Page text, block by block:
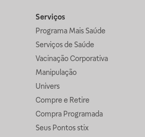
Serviços
Programa Mais Saúde
Serviços de Saúde
Vacinação Corporativa
Manipulação
Univers
Compre e Retire
Compra Programada
Seus Pontos stix